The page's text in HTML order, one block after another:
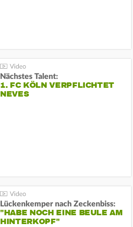
Nächstes Talent:
1. FC KÖLN VERPFLICHTET
NEVES
Lückenkemper nach Zeckenbiss:
"HABE NOCH EINE BEULE AM
HINTERKOPF"